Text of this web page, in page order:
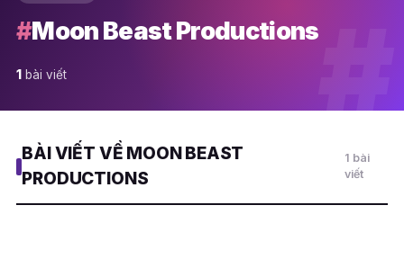
#Moon Beast Productions
1 bài viết #
BÀI VIẾT VỀ MOON BEAST
PRODUCTIONS
1 bài
viết